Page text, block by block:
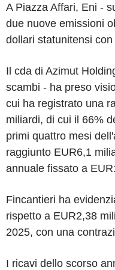
A Piazza Affari, Eni -
due nuove emissioni
dollari statunitensi
Il cda di Azimut
scambi - ha preso
cui ha registrato una
miliardi, di cui il 66%
primi quattro mesi
raggiunto EUR6,1
annuale fissato a
Fincantieri ha
rispetto a EUR2,38
2025, con una
I ricavi dello scorso